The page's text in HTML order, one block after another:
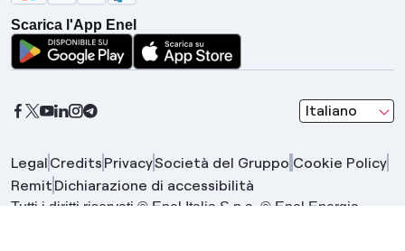
Global Trading
Global Procurement
Gridspertise
Scarica l'App Enel
Italiano
seleziona una
Legal Credits PrivacySocietà del Gruppo Cookie Policy
Remit Dichiarazione di accessibilità
Tutti i diritti riservati © Enel Italia S.p.a. © Enel Energia